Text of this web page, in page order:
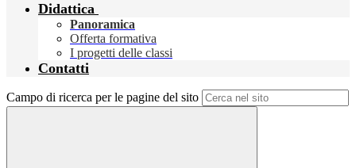
Didattica
Panoramica
Offerta formativa
I progetti delle classi
Contatti
Campo di ricerca per le pagine del sito